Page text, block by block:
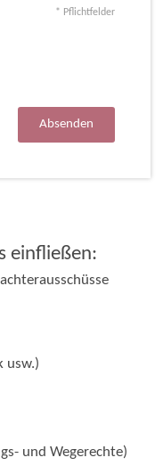
* Pflichtfelder
Absenden
einfließen:
usw.)
und Wegerechte)